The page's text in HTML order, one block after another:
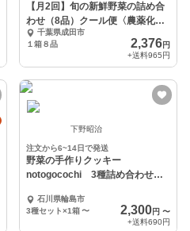
【月2回】旬の新鮮野菜の詰め合
わせ（8品）クール便〈農薬化学
肥料不使用〉
千葉県成田市
１箱８品
2,376円
+送料965円
下野昭治
注文から6~14日で発送
野菜の手作りクッキー
notogocochi 3種詰め合わせセ
石川県輪島市
3種セット×1箱 〜 2,300円 〜
+送料690円